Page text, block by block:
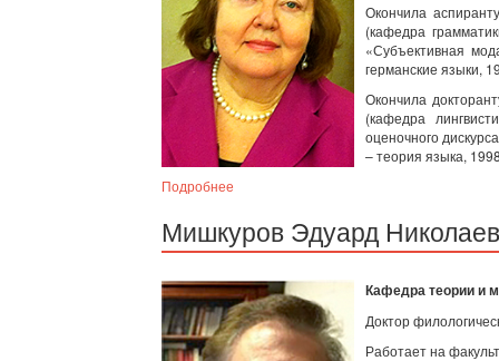
Окончила
(кафедра
«Субъективная
германские языки,
Окончила
(кафедра
оценочного
– теория языка,
Подробнее
Мишкуров Эдуард
Кафедра теории и
Доктор
Работает на